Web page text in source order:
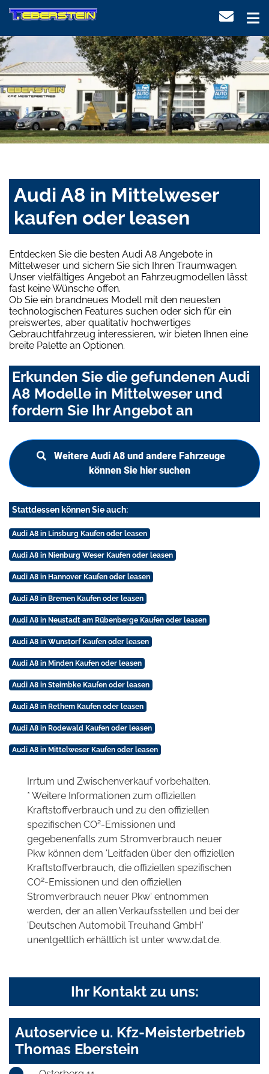
Audi A8 in Mittelweser
kaufen oder leasen
Entdecken Sie die besten Audi A8 Angebote in
Mittelweser und sichern Sie sich Ihren Traumwagen.
Unser vielfältiges Angebot an Fahrzeugmodellen lässt
fast keine Wünsche offen.
Ob Sie ein brandneues Modell mit den neuesten
technologischen Features suchen oder sich für ein
preiswertes, aber qualitativ hochwertiges
Gebrauchtfahrzeug interessieren, wir bieten Ihnen eine
breite Palette an Optionen.
Erkunden Sie die gefundenen Audi
A8 Modelle in Mittelweser und
fordern Sie Ihr Angebot an
Weitere Audi A8 und andere Fahrzeuge
können Sie hier suchen
Stattdessen können Sie auch:
Audi A8 in Linsburg Kaufen oder leasen
Audi A8 in Nienburg Weser Kaufen oder leasen
Audi A8 in Hannover Kaufen oder leasen
Audi A8 in Bremen Kaufen oder leasen
Audi A8 in Neustadt am Rübenberge Kaufen oder leasen
Audi A8 in Wunstorf Kaufen oder leasen
Audi A8 in Minden Kaufen oder leasen
Audi A8 in Steimbke Kaufen oder leasen
Audi A8 in Rethem Kaufen oder leasen
Audi A8 in Rodewald Kaufen oder leasen
Audi A8 in Mittelweser Kaufen oder leasen
Irrtum und Zwischenverkauf vorbehalten.
* Weitere Informationen zum offiziellen
Kraftstoffverbrauch und zu den offiziellen
spezifischen CO2-Emissionen und
gegebenenfalls zum Stromverbrauch neuer
Pkw können dem 'Leitfaden über den offiziellen
Kraftstoffverbrauch, die offiziellen spezifischen
CO2-Emissionen und den offiziellen
Stromverbrauch neuer Pkw' entnommen
werden, der an allen Verkaufsstellen und bei der
'Deutschen Automobil Treuhand GmbH'
unentgeltlich erhältlich ist unter www.dat.de.
Ihr Kontakt zu uns:
Autoservice u. Kfz-Meisterbetrieb
Thomas Eberstein